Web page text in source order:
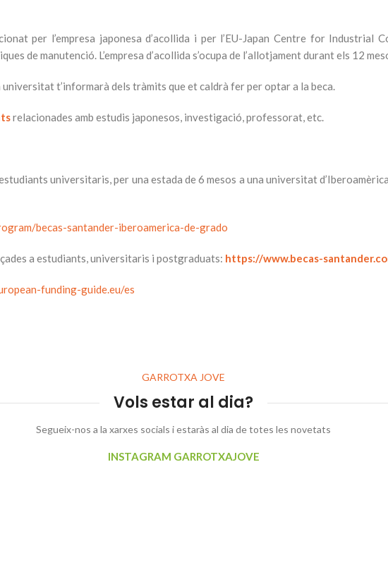
per l’empresa japonesa d’acollida i per l’EU-Japan Centre for Industrial
de manutenció. L’empresa d’acollida s’ocupa de l’allotjament durant els 12
t’informarà dels tràmits que et caldrà fer per optar a la beca.
relacionades amb estudis japonesos, investigació, professorat, etc.
universitaris, per una estada de 6 mesos a una universitat
becas-santander-iberoamerica-de-grado
a estudiants, universitaris i postgraduats: https://www.becas-
funding-guide.eu/es
GARROTXA JOVE
Vols estar al dia?
Segueix-nos a la xarxes socials i estaràs al dia de totes les novetats
INSTAGRAM GARROTXAJOVE